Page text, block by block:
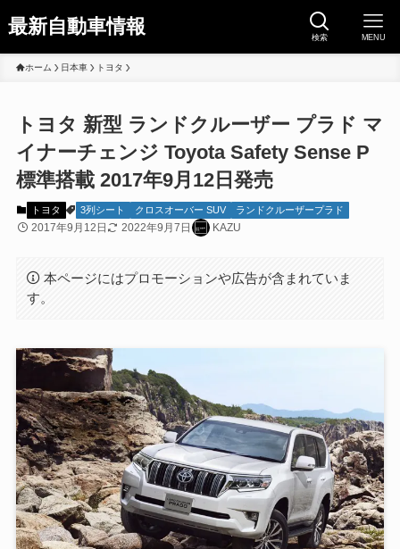
最新自動車情報 検索 MENU
ホーム 日本車 トヨタ
トヨタ 新型 ランドクルーザー プラド マ
イナーチェンジ Toyota Safety Sense P
標準搭載 2017年9月12日発売
トヨタ 3列シート クロスオーバー SUV ランドクルーザープラド
2017年9月12日 2022年9月7日 KAZU
本ページにはプロモーションや広告が含まれていま
す。